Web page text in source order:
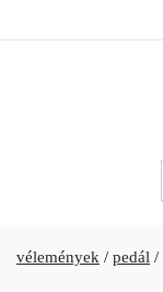
vélemények / pedál /